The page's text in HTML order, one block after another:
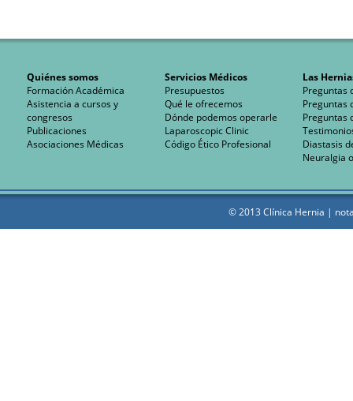
Quiénes somos
Formación Académica
Asistencia a cursos y
congresos
Publicaciones
Asociaciones Médicas
Servicios Médicos
Presupuestos
Qué le ofrecemos
Dónde podemos operarle
Laparoscopic Clinic
Código Ético Profesional
Las
Preguntas
Preguntas
Preguntas
Diastasis
Neuralgia
© 2013 Clínica Hernia |